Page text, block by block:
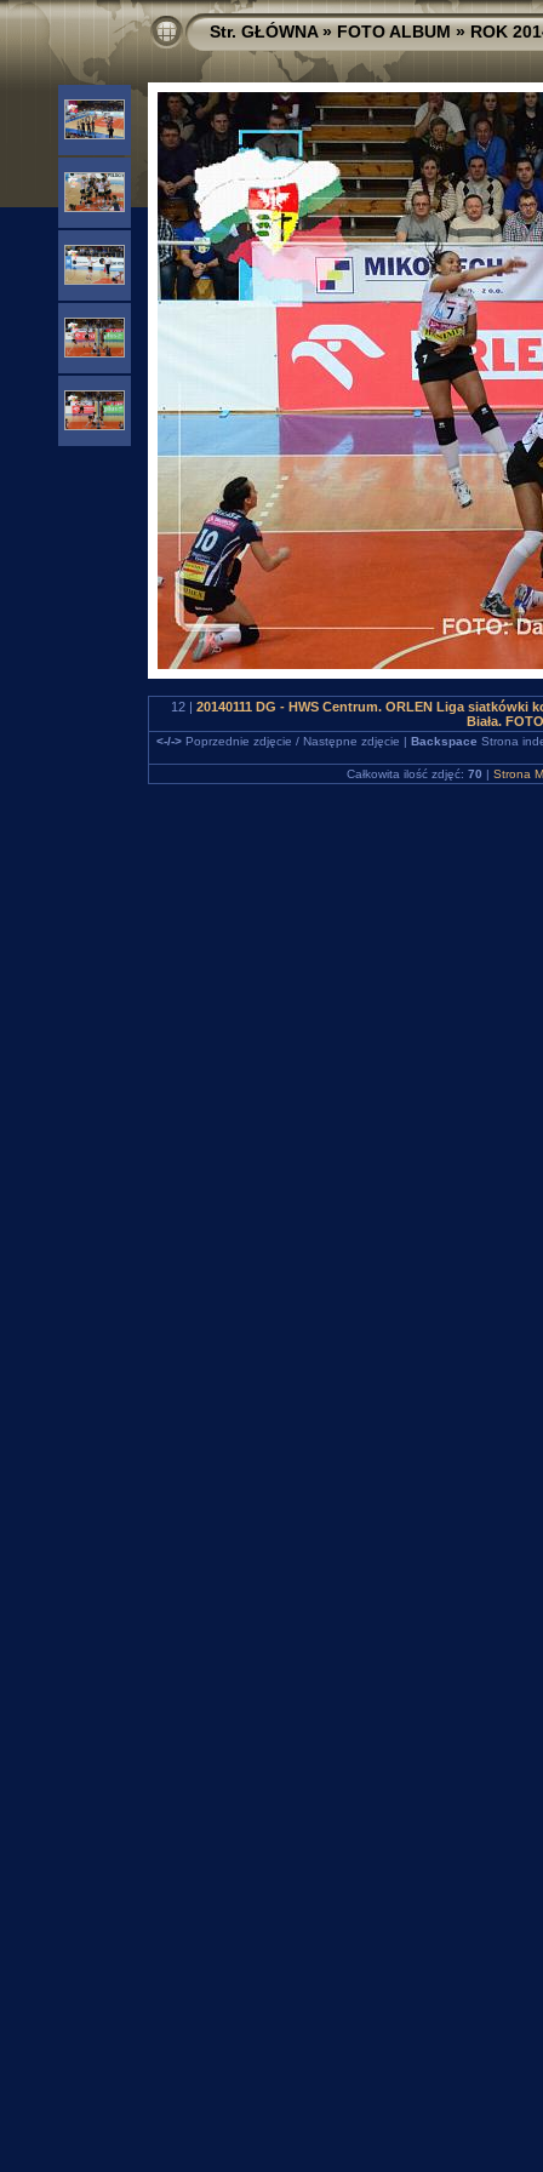
Str. GŁÓWNA»FOTO ALBUM»ROK
12 | 20140111 DG - HWS Centrum. ORLEN Liga siatkówki
Biała.
<-/->Poprzednie zdjęcie / Następne zdjęcie | Backspace Strona
Całkowita ilość zdjęć: 70 | Strona